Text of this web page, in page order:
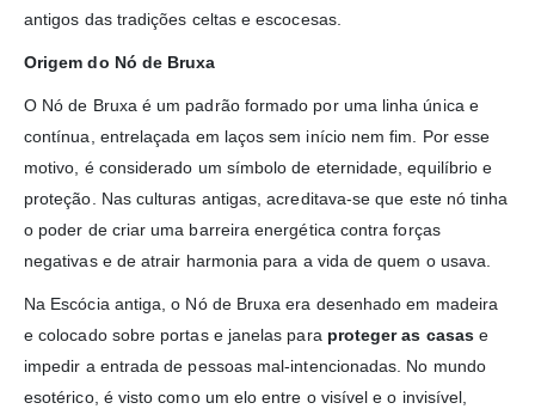
antigos das tradições celtas e escocesas.
Origem do Nó de Bruxa
O Nó de Bruxa é um padrão formado por uma linha única e
contínua, entrelaçada em laços sem início nem fim. Por esse
motivo, é considerado um símbolo de eternidade, equilíbrio e
proteção. Nas culturas antigas, acreditava-se que este nó tinha
o poder de criar uma barreira energética contra forças
negativas e de atrair harmonia para a vida de quem o usava.
Na Escócia antiga, o Nó de Bruxa era desenhado em madeira
e colocado sobre portas e janelas para proteger as casase
impedir a entrada de pessoas mal-intencionadas. No mundo
esotérico, é visto como um elo entre o visível e o invisível,